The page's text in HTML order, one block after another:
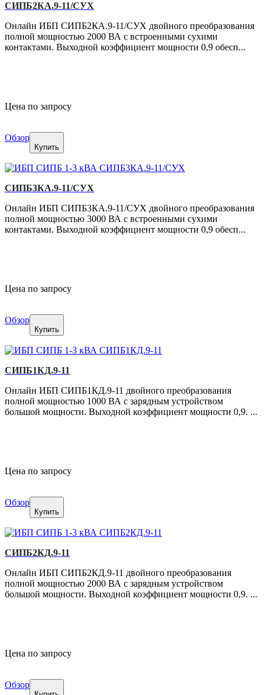
СИПБ2КА.9-11/СУХ
Онлайн ИБП СИПБ2КА.9-11/СУХ двойного преобразования
полной мощностью 2000 ВА с встроенными сухими
контактами. Выходной коэффициент мощности 0,9 обесп...
Цена по запросу
Обзор
Купить
СИПБ3КА.9-11/СУХ
Онлайн ИБП СИПБ3КА.9-11/СУХ двойного преобразования
полной мощностью 3000 ВА с встроенными сухими
контактами. Выходной коэффициент мощности 0,9 обесп...
Цена по запросу
Обзор
Купить
СИПБ1КД.9-11
Онлайн ИБП СИПБ1КД.9-11 двойного преобразования
полной мощностью 1000 ВА с зарядным устройством
большой мощности. Выходной коэффициент мощности 0,9. ...
Цена по запросу
Обзор
Купить
СИПБ2КД.9-11
Онлайн ИБП СИПБ2КД.9-11 двойного преобразования
полной мощностью 2000 ВА с зарядным устройством
большой мощности. Выходной коэффициент мощности 0,9. ...
Цена по запросу
Обзор